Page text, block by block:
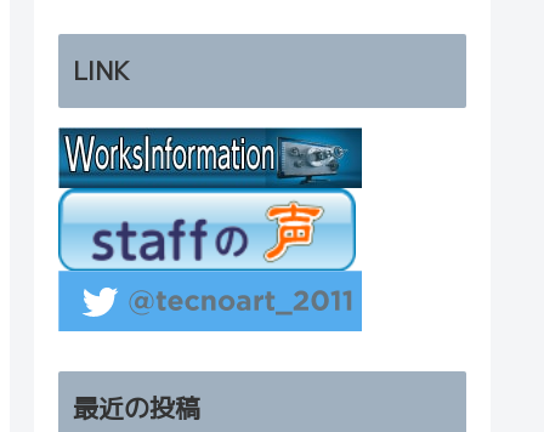
LINK
最近の投稿